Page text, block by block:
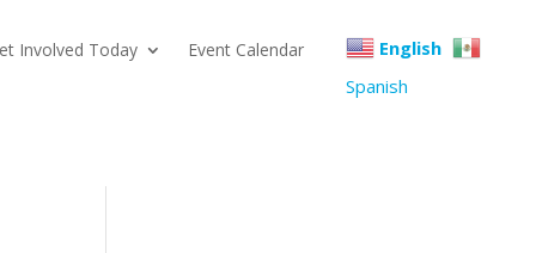
Involved Today Event Calendar
English
Spanish